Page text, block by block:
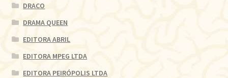
DRACO
DRAMA QUEEN
EDITORA ABRIL
EDITORA MPEG LTDA
EDITORA PEIRÓPOLIS LTDA